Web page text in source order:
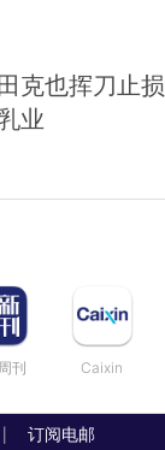
克也挥刀止损
业
刊 Caixin
订阅电邮